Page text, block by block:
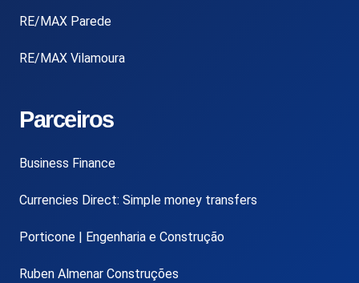
RE/MAX Parede
RE/MAX Vilamoura
Parceiros
Business Finance
Currencies Direct: Simple money transfers
Porticone | Engenharia e Construção
Ruben Almenar Construções